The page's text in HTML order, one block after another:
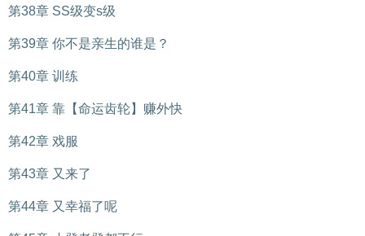
第38章 SS级变s级
第39章 你不是亲生的谁是？
第40章 训练
第41章 靠【命运齿轮】赚外快
第42章 戏服
第43章 又来了
第44章 又幸福了呢